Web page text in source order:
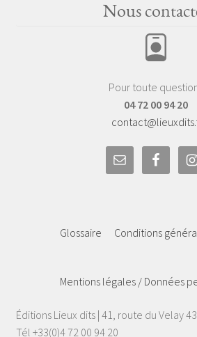
Nous
Pour toute
04 72 00 94 20
Glossaire Conditions
Mentions légales / Données
Éditions Lieux dits | 41, route du Velay
Tél +33(0)4 72 00 94 20